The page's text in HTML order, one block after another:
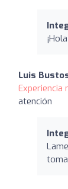
Luis
Experiencia
atención